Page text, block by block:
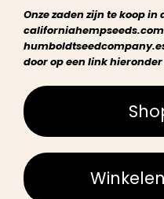
Onze zaden zijn te koop in
californiahempseeds.com
door op een link